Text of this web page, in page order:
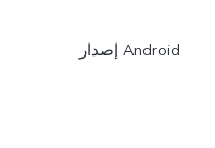
إصدار Android